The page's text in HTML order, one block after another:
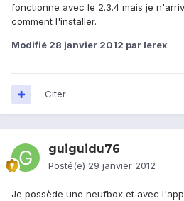
fonctionne avec le 2.3.4 mais je
comment l'installer.
Modifié 28 janvier 2012 par lerex
Citer
guiguidu76
Posté(e) 29 janvier 2012
Je possède une neufbox et avec